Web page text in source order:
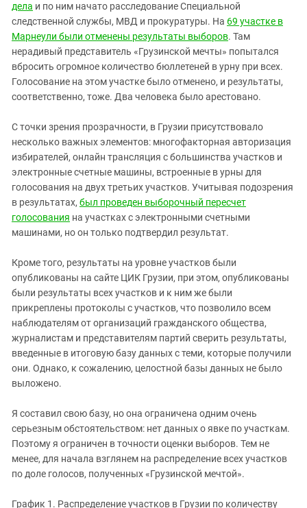
дела и по ним начато расследование Специальной
следственной службы, МВД и прокуратуры. На 69 участке в
Марнеули были отменены результаты выборов. Там
нерадивый представитель «Грузинской мечты» попытался
вбросить огромное количество бюллетеней в урну при всех.
Голосование на этом участке было отменено, и результаты,
соответственно, тоже. Два человека было арестовано.
С точки зрения прозрачности, в Грузии присутствовало
несколько важных элементов: многофакторная авторизация
избирателей, онлайн трансляция с большинства участков и
электронные счетные машины, встроенные в урны для
голосования на двух третьих участков. Учитывая подозрения
в результатах, был проведен выборочный пересчет
голосования на участках с электронными счетными
машинами, но он только подтвердил результат.
Кроме того, результаты на уровне участков были
опубликованы на сайте ЦИК Грузии, при этом, опубликованы
были результаты всех участков и к ним же были
прикреплены протоколы с участков, что позволило всем
наблюдателям от организаций гражданского общества,
журналистам и представителям партий сверить результаты,
введенные в итоговую базу данных с теми, которые получили
они. Однако, к сожалению, целостной базы данных не было
выложено.
Я составил свою базу, но она ограничена одним очень
серьезным обстоятельством: нет данных о явке по участкам.
Поэтому я ограничен в точности оценки выборов. Тем не
менее, для начала взглянем на распределение всех участков
по доле голосов, полученных «Грузинской мечтой».
График 1. Распределение участков в Грузии по количеству